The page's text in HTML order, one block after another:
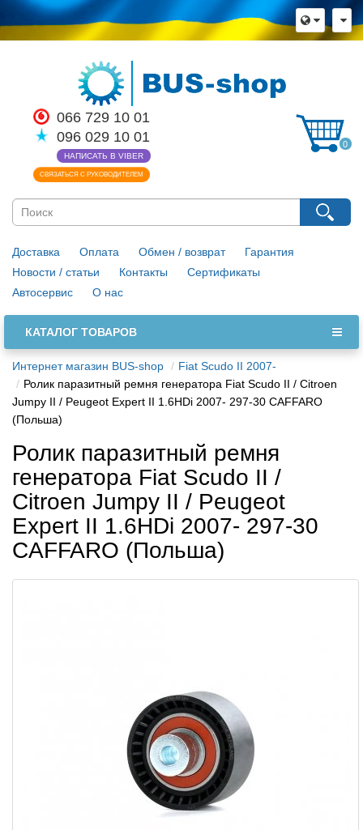
066 729 10 01
096 029 10 01
НАПИСАТЬ В VIBER
СВЯЗАТЬСЯ С РУКОВОДИТЕЛЕМ
0
Доставка Оплата Обмен / возврат
Гарантия
Новости / статьи
Контакты
Сертификаты
Автосервис
О нас
КАТАЛОГ ТОВАРОВ
Интернет магазин BUS-shop
Fiat Scudo II 2007-
Ролик паразитный ремня генератора Fiat Scudo II / Citroen
Jumpy II / Peugeot Expert II 1.6HDi 2007- 297-30 CAFFARO
(Польша)
Ролик паразитный ремня
генератора Fiat Scudo II /
Citroen Jumpy II / Peugeot
Expert II 1.6HDi 2007- 297-30
CAFFARO (Польша)